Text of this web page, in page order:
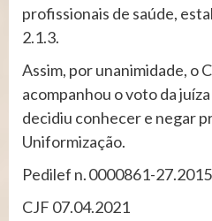
profissionais de saúde,
2.1.3.
Assim, por unanimidade, o
acompanhou o voto da
decidiu conhecer e negar
Uniformização.
Pedilef n. 0000861-
CJF 07.04.2021